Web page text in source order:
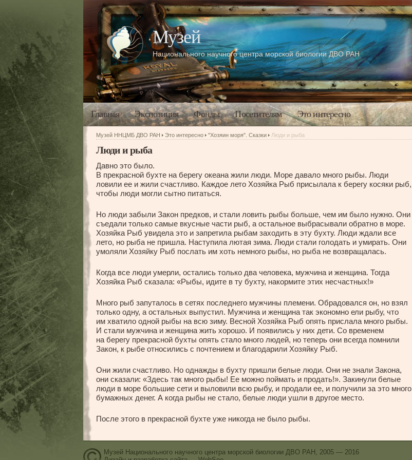
Музей
Национального научного центра морской биологии ДВО РАН
Главная Экспозиция Фонды Посетителям Это интересно
Музей ННЦМБ ДВО РАН Это интересно "Хозяин моря". Сказки Люди и рыба
Люди и рыба
Давно это было.
В прекрасной бухте на берегу океана жили люди. Море давало много рыбы. Люди
ловили ее и жили счастливо. Каждое лето Хозяйка Рыб присылала к берегу косяки рыб,
чтобы люди могли сытно питаться.
Но люди забыли Закон предков, и стали ловить рыбы больше, чем им было нужно. Они
съедали только самые вкусные части рыб, а остальное выбрасывали обратно в море.
Хозяйка Рыб увидела это и запретила рыбам заходить в эту бухту. Люди ждали все
лето, но рыба не пришла. Наступила лютая зима. Люди стали голодать и умирать. Они
умоляли Хозяйку Рыб послать им хоть немного рыбы, но рыба не возвращалась.
Когда все люди умерли, остались только два человека, мужчина и женщина. Тогда
Хозяйка Рыб сказала: «Рыбы, идите в ту бухту, накормите этих несчастных!»
Много рыб запуталось в сетях последнего мужчины племени. Обрадовался он, но взял
только одну, а остальных выпустил. Мужчина и женщина так экономно ели рыбу, что
им хватило одной рыбы на всю зиму. Весной Хозяйка Рыб опять прислала много рыбы.
И стали мужчина и женщина жить хорошо. И появились у них дети. Со временем
на берегу прекрасной бухты опять стало много людей, но теперь они всегда помнили
Закон, к рыбе относились с почтением и благодарили Хозяйку Рыб.
Они жили счастливо. Но однажды в бухту пришли белые люди. Они не знали Закона,
они сказали: «Здесь так много рыбы! Ее можно поймать и продать!». Закинули белые
люди в море большие сети и выловили всю рыбу, и продали ее, и получили за это много
бумажных денег. А когда рыбы не стало, белые люди ушли в другое место.
После этого в прекрасной бухте уже никогда не было рыбы.
Музей Национального научного центра морской биологии ДВО РАН, 2005 — 2016